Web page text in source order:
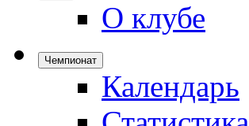
О клубе
Чемпионат
Календарь